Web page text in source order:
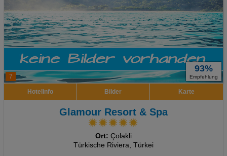
7
93%
Empfehlung
Hotelinfo Bilder Karte
Glamour Resort & Spa
Ort: Çolakli
Türkische Riviera, Türkei